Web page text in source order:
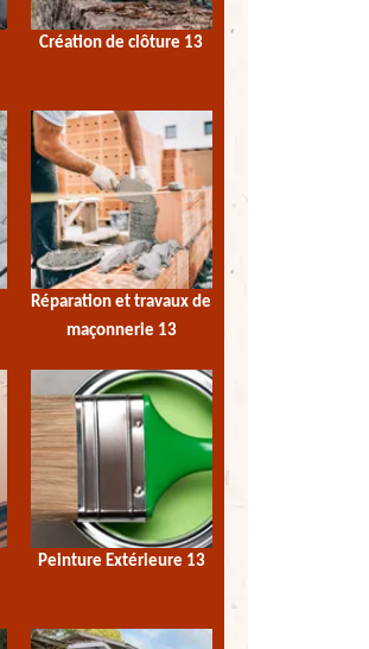
Création de clôture 13
Réparation et travaux de
maçonnerie 13
Peinture Extérieure 13